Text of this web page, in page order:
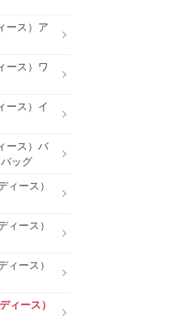
ース）ア
ース）ワ
ース）イ
ース）バ
ッグ
ィース）
ィース）
ィース）
ィース）